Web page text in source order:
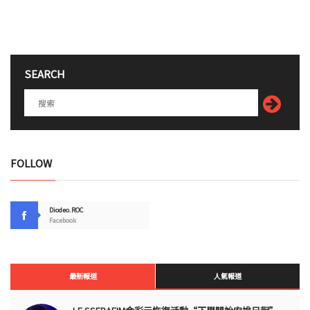
SEARCH
FOLLOW
Diodeo.ROC
Facebook
最新報道 人氣報道